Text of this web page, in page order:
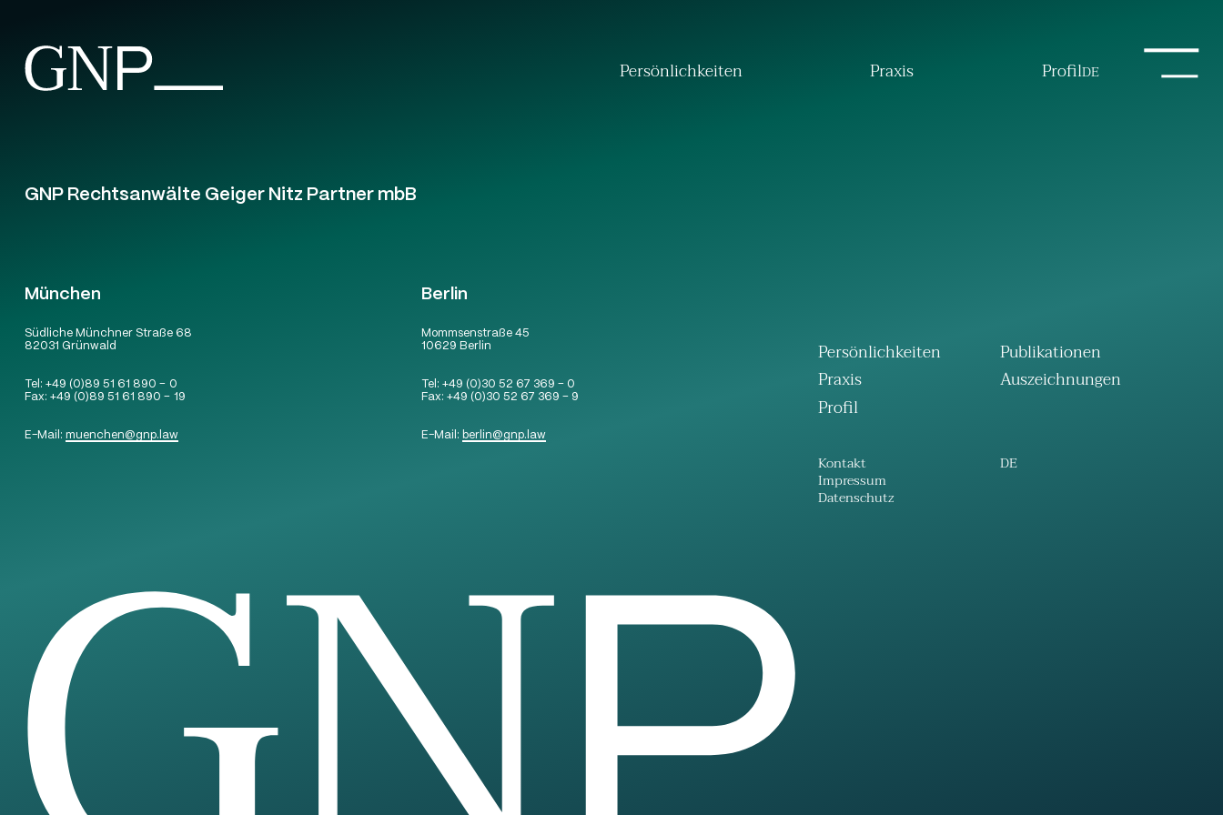
Persönlichkeiten Praxis ProfilDE
GNP Rechtsanwälte Geiger Nitz Partner mbB
München
Südliche Münchner Straße 68
82031 Grünwald
Tel:+49 (0)89 51 61 890 – 0
Fax:+49 (0)89 51 61 890 – 19
E-Mail:muenchen@gnp.law
Berlin
Mommsenstraße 45
10629 Berlin
Tel: +49 (0)30 52 67 369 – 0
Fax: +49 (0)30 52 67 369 – 9
E-Mail: berlin@gnp.law
Persönlichkeiten
Praxis
Profil
Kontakt
Impressum
Datenschutz
Publikationen
Auszeichnungen
DE